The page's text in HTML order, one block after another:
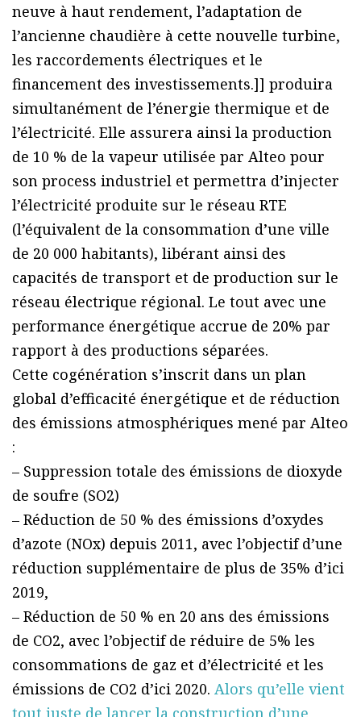
neuve à haut rendement, l’adaptation de
l’ancienne chaudière à cette nouvelle turbine,
les raccordements électriques et le
financement des investissements.]] produira
simultanément de l’énergie thermique et de
l’électricité. Elle assurera ainsi la production
de 10 % de la vapeur utilisée par Alteo pour
son process industriel et permettra d’injecter
l’électricité produite sur le réseau RTE
(l’équivalent de la consommation d’une ville
de 20 000 habitants), libérant ainsi des
capacités de transport et de production sur le
réseau électrique régional. Le tout avec une
performance énergétique accrue de 20% par
rapport à des productions séparées.
Cette cogénération s’inscrit dans un plan
global d’efficacité énergétique et de réduction
des émissions atmosphériques mené par Alteo
:
– Suppression totale des émissions de dioxyde
de soufre (SO2)
– Réduction de 50 % des émissions d’oxydes
d’azote (NOx) depuis 2011, avec l’objectif d’une
réduction supplémentaire de plus de 35% d’ici
2019,
– Réduction de 50 % en 20 ans des émissions
de CO2, avec l’objectif de réduire de 5% les
consommations de gaz et d’électricité et les
émissions de CO2 d’ici 2020. Alors qu’elle vient
tout juste de lancer la construction d’une